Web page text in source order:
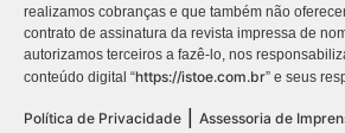
realizamos cobranças e que também não
contrato de assinatura da revista impressa de
autorizamos terceiros a fazê-lo, nos
conteúdo digital “https://istoe.com.br” e seus
Política de Privacidade
Assessoria de